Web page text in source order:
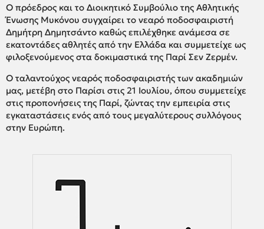
Ο πρόεδρος και το Διοικητικό Συμβούλιο της Αθλητικής
Ένωσης Μυκόνου συγχαίρει το νεαρό ποδοσφαιριστή
Δημήτρη Δημητσάντο καθώς επιλέχθηκε ανάμεσα σε
εκατοντάδες αθλητές από την Ελλάδα και συμμετείχε ως
φιλοξενούμενος στα δοκιμαστικά της Παρί Σεν Ζερμέν.
Ο ταλαντούχος νεαρός ποδοσφαιριστής των ακαδημιών
μας, μετέβη στο Παρίσι στις 21 Ιουλίου, όπου συμμετείχε
στις προπονήσεις της Παρί, ζώντας την εμπειρία στις
εγκαταστάσεις ενός από τους μεγαλύτερους συλλόγους
στην Ευρώπη.